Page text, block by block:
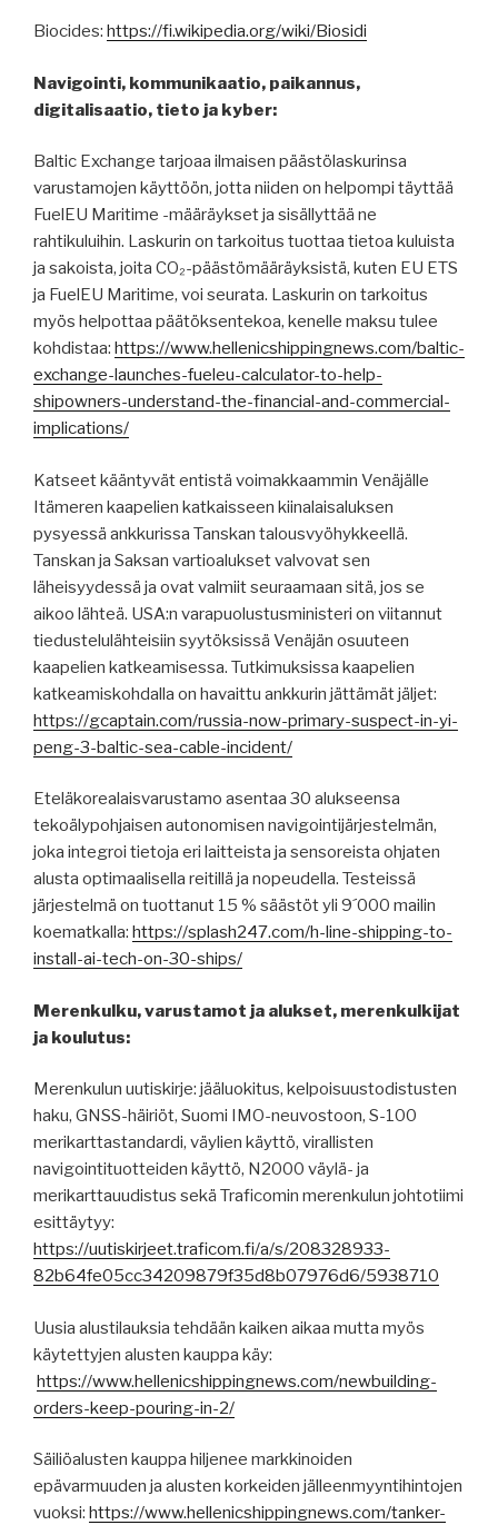
Biocides: https://fi.wikipedia.org/wiki/Biosidi
Navigointi, kommunikaatio, paikannus,
digitalisaatio, tieto ja kyber:
Baltic Exchange tarjoaa ilmaisen päästölaskurinsa
varustamojen käyttöön, jotta niiden on helpompi täyttää
FuelEU Maritime -määräykset ja sisällyttää ne
rahtikuluihin. Laskurin on tarkoitus tuottaa tietoa kuluista
ja sakoista, joita CO₂-päästömääräyksistä, kuten EU ETS
ja FuelEU Maritime, voi seurata. Laskurin on tarkoitus
myös helpottaa päätöksentekoa, kenelle maksu tulee
kohdistaa: https://www.hellenicshippingnews.com/baltic-
exchange-launches-fueleu-calculator-to-help-
shipowners-understand-the-financial-and-commercial-
implications/
Katseet kääntyvät entistä voimakkaammin Venäjälle
Itämeren kaapelien katkaisseen kiinalaisaluksen
pysyessä ankkurissa Tanskan talousvyöhykkeellä.
Tanskan ja Saksan vartioalukset valvovat sen
läheisyydessä ja ovat valmiit seuraamaan sitä, jos se
aikoo lähteä. USA:n varapuolustusministeri on viitannut
tiedustelulähteisiin syytöksissä Venäjän osuuteen
kaapelien katkeamisessa. Tutkimuksissa kaapelien
katkeamiskohdalla on havaittu ankkurin jättämät jäljet:
https://gcaptain.com/russia-now-primary-suspect-in-yi-
peng-3-baltic-sea-cable-incident/
Eteläkorealaisvarustamo asentaa 30 alukseensa
tekoälypohjaisen autonomisen navigointijärjestelmän,
joka integroi tietoja eri laitteista ja sensoreista ohjaten
alusta optimaalisella reitillä ja nopeudella. Testeissä
järjestelmä on tuottanut 15 % säästöt yli 9´000 mailin
koematkalla: https://splash247.com/h-line-shipping-to-
install-ai-tech-on-30-ships/
Merenkulku, varustamot ja alukset, merenkulkijat
ja koulutus:
Merenkulun uutiskirje: jääluokitus, kelpoisuustodistusten
haku, GNSS-häiriöt, Suomi IMO-neuvostoon, S-100
merikarttastandardi, väylien käyttö, virallisten
navigointituotteiden käyttö, N2000 väylä- ja
merikarttauudistus sekä Traficomin merenkulun johtotiimi
esittäytyy:
https://uutiskirjeet.traficom.fi/a/s/208328933-
82b64fe05cc34209879f35d8b07976d6/5938710
Uusia alustilauksia tehdään kaiken aikaa mutta myös
käytettyjen alusten kauppa käy:
https://www.hellenicshippingnews.com/newbuilding-
orders-keep-pouring-in-2/
Säiliöalusten kauppa hiljenee markkinoiden
epävarmuuden ja alusten korkeiden jälleenmyyntihintojen
vuoksi: https://www.hellenicshippingnews.com/tanker-